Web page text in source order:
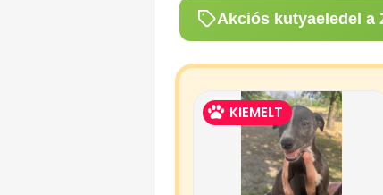
Akciós kutyaeledel a
KIEMELT